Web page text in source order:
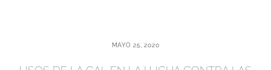
MAYO 25, 2020